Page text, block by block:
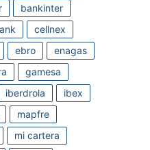
bankinter
cellnex
ebro
enagas
gamesa
iberdrola
ibex
mapfre
mi cartera